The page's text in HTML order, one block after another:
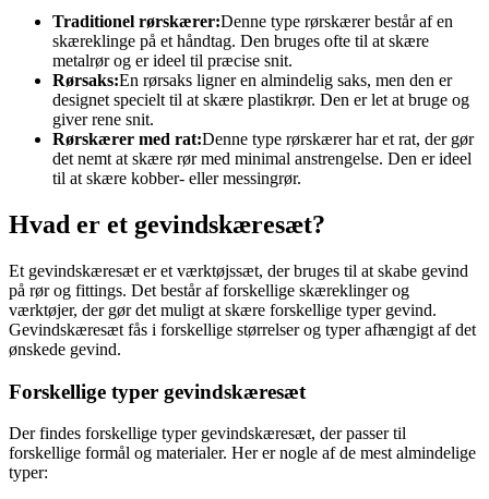
Traditionel rørskærer:Denne type rørskærer består af en
skæreklinge på et håndtag. Den bruges ofte til at skære
metalrør og er ideel til præcise snit.
Rørsaks:En rørsaks ligner en almindelig saks, men den er
designet specielt til at skære plastikrør. Den er let at bruge og
giver rene snit.
Rørskærer med rat:Denne type rørskærer har et rat, der gør
det nemt at skære rør med minimal anstrengelse. Den er ideel
til at skære kobber- eller messingrør.
Hvad er et gevindskæresæt?
Et gevindskæresæt er et værktøjssæt, der bruges til at skabe gevind
på rør og fittings. Det består af forskellige skæreklinger og
værktøjer, der gør det muligt at skære forskellige typer gevind.
Gevindskæresæt fås i forskellige størrelser og typer afhængigt af det
ønskede gevind.
Forskellige typer gevindskæresæt
Der findes forskellige typer gevindskæresæt, der passer til
forskellige formål og materialer. Her er nogle af de mest almindelige
typer: